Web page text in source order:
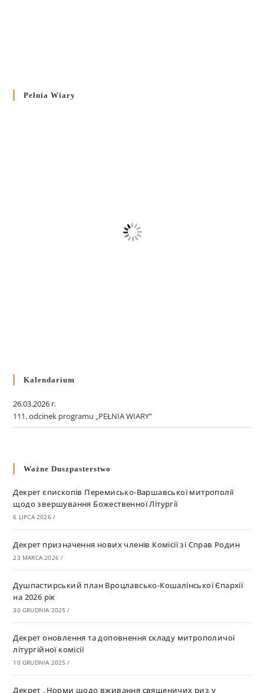
Pełnia Wiary
Kalendarium
26.03.2026 r.
111. odcinek programu „PEŁNIA WIARY”
Ważne Duszpasterstwo
Декрет єпископів Перемисько-Варшавської митрополії
щодо звершування Божественної Літургії
6 LIPCA 2026 /
Декрет призначення нових членів Комісії зі Справ Родин
23 MARCA 2026 /
Душпастирський план Вроцлавсько-Кошалінської Єпархії
на 2026 рік
30 GRUDNIA 2025 /
Декрет оновлення та доповнення складу митрополичої
літургійної комісії
10 GRUDNIA 2025 /
Декрет „Норми щодо вживання священичих риз у